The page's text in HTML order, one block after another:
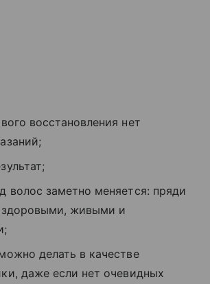
восстановления нет
волос заметно меняется: пряди
здоровыми, живыми и
делать в качестве
даже если нет очевидных